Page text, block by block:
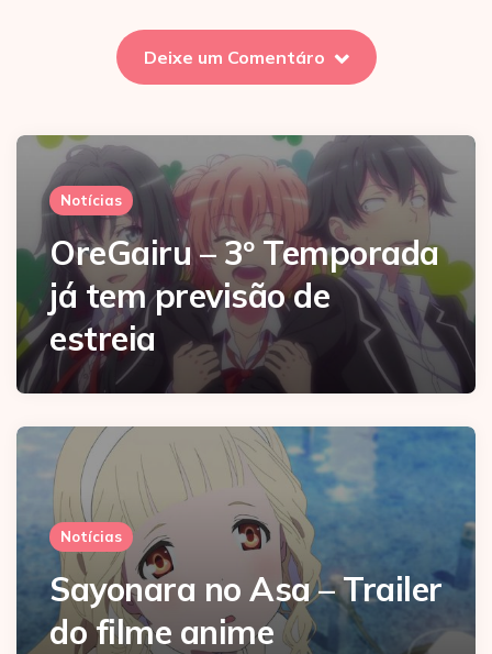
Deixe um Comentáro
Notícias
OreGairu – 3º Temporada
já tem previsão de
estreia
Notícias
Sayonara no Asa – Trailer
do filme anime